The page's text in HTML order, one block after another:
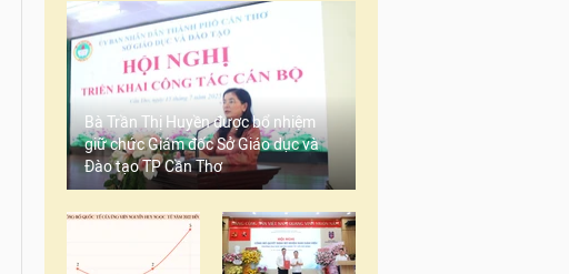
Bà Trần Thị Huyền được bổ nhiệm
giữ chức Giám đốc Sở Giáo dục và
Đào tạo TP Cần Thơ